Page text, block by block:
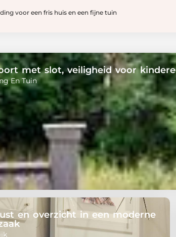
voor een fris huis en een fijne tuin
met slot, veiligheid voor
En Tuin
en overzicht in een moderne